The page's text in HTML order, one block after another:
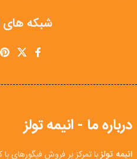
شبکه های
درباره ما - انیمه تولز
انیمه تولزبا تمرکز بر فروش فیگورهای